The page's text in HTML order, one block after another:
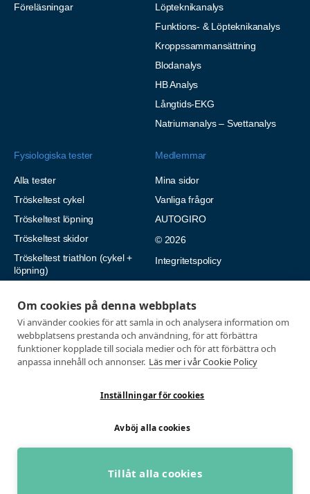
Om cookies på denna webbplats
Vi använder cookies för att samla in och analysera information om
webbplatsens prestanda och användning, för att förbättra
funktioner kopplade till sociala medier och för att förbättra och
anpassa innehåll och annonser. Läs mer i vår Cookie Policy
Inställningar för cookies
Avböj alla cookies
Tillåt alla cookies
Föreläsningar
Löpteknikanalys
Funktions- & Löpteknikanalys
Kroppssammansättning
Blodanalys
HB Analys
Långtids-EKG
Natriumanalys – Svettanalys
Fysiologiska tester
Alla tester
Tröskeltest cykel
Tröskeltest löpning
Tröskeltest skidor
Tröskeltest triathlon (cykel +
löpning)
Tröskeltest Duo
VO2max-test
Wingate-test
Medlemmar
Mina sidor
Vanliga frågor
AUTOGIRO
© 2026
Integritetspolicy
Utvecklad med passion av Marknadsföringsbyrå Profit Media